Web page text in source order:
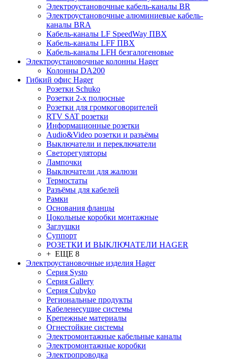
Электроустановочные кабель-каналы BR
Электроустановочные алюминиевые кабель-
каналы BRA
Кабель-каналы LF SpeedWay ПВХ
Кабель-каналы LFF ПВХ
Кабель-каналы LFH безгалогеновые
Электроустановочные колонны Hager
Колонны DA200
Гибкий офис Hager
Розетки Schuko
Розетки 2-х полюсные
Розетки для громкоговорителей
RTV SAT розетки
Информационные розетки
Audio&Video розетки и разъёмы
Выключатели и переключатели
Светорегуляторы
Лампочки
Выключатели для жалюзи
Термостаты
Разъёмы для кабелей
Рамки
Основания фланцы
Цокольные коробки монтажные
Заглушки
Суппорт
РОЗЕТКИ И ВЫКЛЮЧАТЕЛИ HAGER
+ ЕЩЕ 8
Электроустановочные изделия Hager
Серия Systo
Серия Gallery
Серия Cubyko
Региональные продукты
Кабеленесущие системы
Крепежные материалы
Огнестойкие системы
Электромонтажные кабельные каналы
Электромонтажные коробки
Электропроводка